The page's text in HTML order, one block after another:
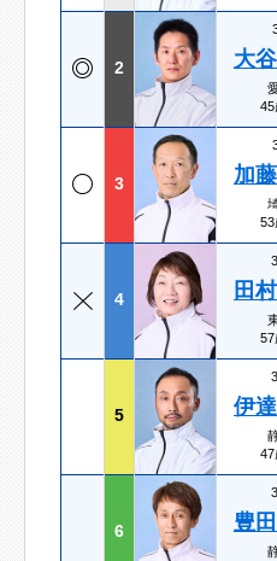
2 大
45
3 加
53
4 田
57
5 伊
47
6 豊